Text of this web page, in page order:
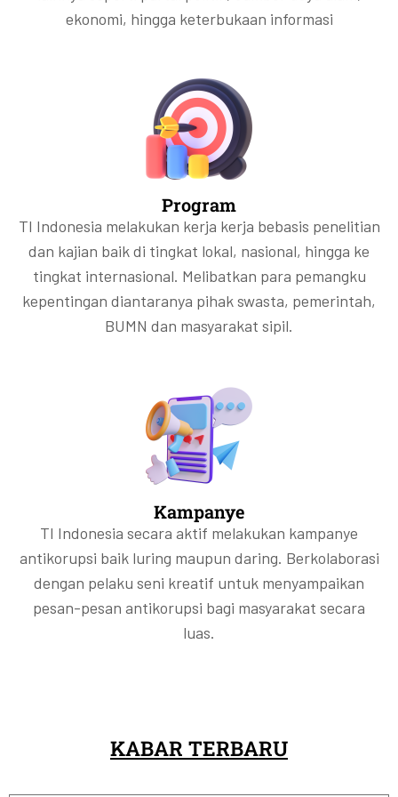
ekonomi, hingga keterbukaan informasi
Program
TI Indonesia melakukan kerja kerja bebasis penelitian
dan kajian baik di tingkat lokal, nasional, hingga ke
tingkat internasional. Melibatkan para pemangku
kepentingan diantaranya pihak swasta, pemerintah,
BUMN dan masyarakat sipil.
Kampanye
TI Indonesia secara aktif melakukan kampanye
antikorupsi baik luring maupun daring. Berkolaborasi
dengan pelaku seni kreatif untuk menyampaikan
pesan-pesan antikorupsi bagi masyarakat secara
luas.
KABAR TERBARU